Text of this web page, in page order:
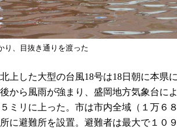
り、目抜き通りを渡った
上した大型の台風18号は18日朝に本県
から風雨が強まり、盛岡地方気象台に
ミリに上った。市は市内全域（１万６
に避難所を設置。避難者は最大で１０